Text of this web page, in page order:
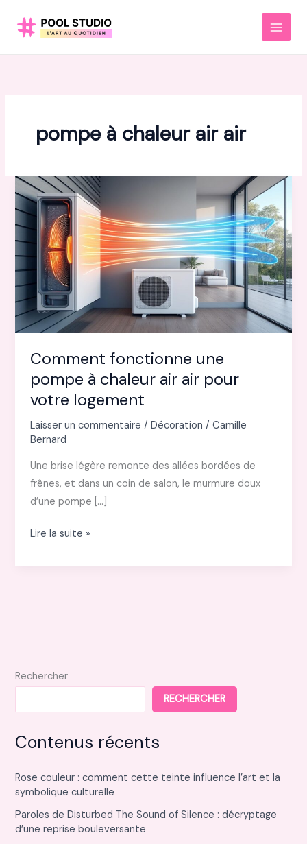
MAIN
pompe à chaleur air air
Comment fonctionne une
pompe à chaleur air air pour
votre logement
Laisser un commentaire /Décoration /Camille
Bernard
Une brise légère remonte des allées bordées de
frênes, et dans un coin de salon, le murmure doux
d’une pompe […]
Comment
une
pour
logement
Lire la suite »
Rechercher
RECHERCHER
Contenus récents
Rose couleur : comment cette teinte influence l’art et la
symbolique culturelle
Paroles de Disturbed The Sound of Silence : décryptage
d’une reprise bouleversante